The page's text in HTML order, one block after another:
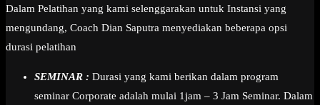
Dalam Pelatihan yang kami selenggarakan untuk Instansi yang
mengundang, Coach Dian Saputra menyediakan beberapa opsi
durasi pelatihan
SEMINAR : Durasi yang kami berikan dalam program
seminar Corporate adalah mulai 1jam – 3 Jam Seminar. Dalam